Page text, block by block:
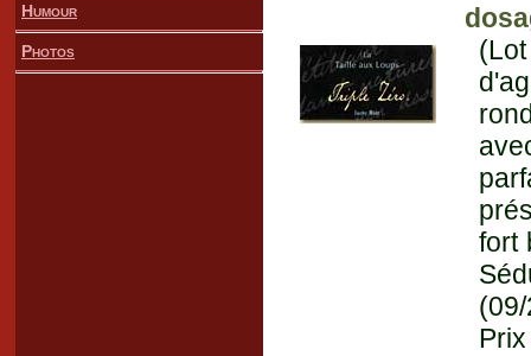
Humour
Photos
fort